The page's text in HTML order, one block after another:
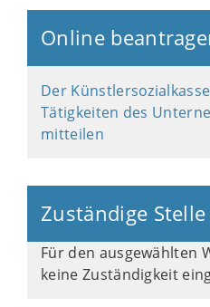
Online
Der
Tätigkeiten des
mitteilen
Zuständige Stelle
Für den ausgewählten
keine Zuständigkeit